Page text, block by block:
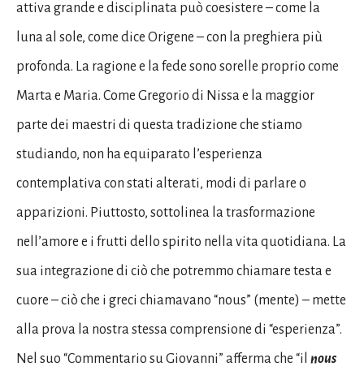
attiva grande e disciplinata può coesistere – come la
luna al sole, come dice Origene – con la preghiera più
profonda. La ragione e la fede sono sorelle proprio come
Marta e Maria. Come Gregorio di Nissa e la maggior
parte dei maestri di questa tradizione che stiamo
studiando, non ha equiparato l’esperienza
contemplativa con stati alterati, modi di parlare o
apparizioni. Piuttosto, sottolinea la trasformazione
nell’amore e i frutti dello spirito nella vita quotidiana. La
sua integrazione di ciò che potremmo chiamare testa e
cuore – ciò che i greci chiamavano “nous” (mente) – mette
alla prova la nostra stessa comprensione di “esperienza”.
Nel suo “Commentario su Giovanni” afferma che “il nous